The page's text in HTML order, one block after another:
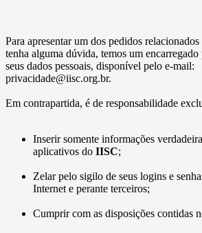
Para apresentar um dos pedidos
tenha alguma dúvida, temos um encarregado
seus dados pessoais, disponível pelo e-mail:
privacidade@iisc.org.br.
Em contrapartida, é de responsabilidade
Inserir somente informações
aplicativos do IISC;
Zelar pelo sigilo de seus logins e
Internet e perante terceiros;
Cumprir com as disposições contidas